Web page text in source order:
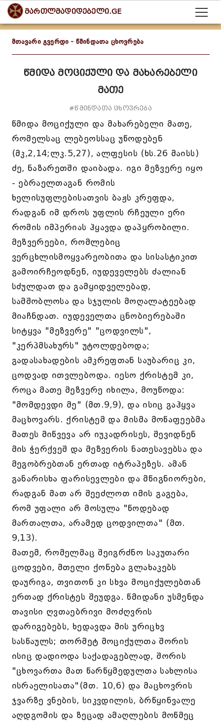
მართლმადიდებელი.GE
მთავარი გვერდი - წმინდათა ცხოვრება
წმიდა მოციქული და მახარებელი
მათე
#წმინდათა ცხოვრება
წმიდა მოციქული და მახარებელი მათე,
რომელსაც ლებეოსსაც უწოდებენ
(მკ,2,14;ლკ.5,27), ალფესის (ხს.26 მაისს)
ძე, ნაზარეთში დაიბადა. იგი მეზვერე იყო
- ებრაელთაგან რომის
ხელისუფლებისათვის ბაჟს კრეფდა,
რადგან იმ დროს უფლის რჩეული ერი
რომის იმპერიას ჰყავდა დაპყრობილი.
მეზვერეები, რომლებიც
ვერცხლისმოყვარეობითა და სისასტიკით
გამოირჩეოდნენ, იუდეველებს ძალიან
სძულდათ და გამყიდველებად,
სამშობლოსა და სჯულის მოღალატეებად
მიაჩნდათ. იუდეველთა ცნობიერებაში
სიტყვა "მეზვერე" "ცოდვილს",
"კერპმსახურს" უტოლდებოდა;
გადასახადების ამკრეფთან საუბარიც კი,
ცოდვად ითვლებოდა. იესო ქრისტემ კი,
როცა მათე მეზვერე იხილა, მოუწოდა:
"მომდევდი მე" (მთ.9,9), და ისიც გაჰყვა
მაცხოვარს. ქრისტემ და მისმა მოწაფეებმა
მათეს მიწვევა არ იუკადრისეს, შევიდნენ
მის ჭერქვეშ და მეზვერის ნათესავებსა და
მეგობრებთან ერთად იტრაპეზეს. ამან
განარისხა ფარისევლები და მწიგნიორები,
რადგან მათ არ შეეძლოთ იმის გაგება,
რომ უფალი არ მოსულა "წოდებად
მართალთა, არამედ ცოდვილთა" (მთ.
9,13).
მათემ, რომელმაც შეიგრძნო საკუთარი
ცოდვები, მთელი ქონება გლახაკებს
დაურიგა, თვითონ კი სხვა მოციქულებთან
ერთად ქრისტეს შეუდგა. წმიდანი უსმენდა
თავისი ღვთაებრივი მოძღვრის
დარიგებებს, ხედავდა მის ურიცხვ
სასწაულს; თორმეტ მოციქულთა შორის
ისიც დადიოდა საქადაგებლად, შორის
"ცხოვართა მათ წარწყმედულთა სახლისა
ისრაელისათა"(მთ. 10,6) და მაცხოვრის
ჯვარზე ვნების, სიკვდილის, ბრწყინვალე
აღდგომის და ზეცად ამაღლების მოწმეც